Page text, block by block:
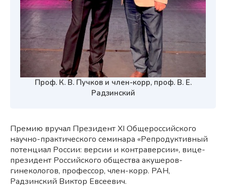
Проф. К. В. Пучков и член-корр, проф. В. Е.
Радзинский
Премию вручал Президент XI Общероссийского
научно-практического семинара «Репродуктивный
потенциал России: версии и контраверсии», вице-
президент Российского общества акушеров-
гинекологов, профессор, член-корр. РАН,
Радзинский Виктор Евсеевич.